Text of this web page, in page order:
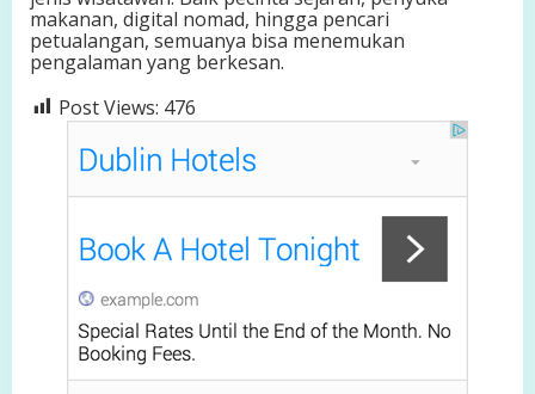
makanan, digital nomad, hingga pencari
petualangan, semuanya bisa menemukan
pengalaman yang berkesan.
Post Views: 476